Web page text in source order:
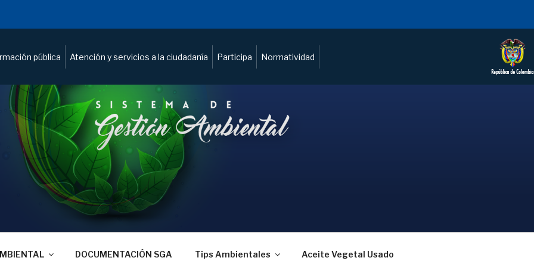
pública Atención y servicios a la ciudadanía Participa Normatividad
DOCUMENTACIÓN SGA Tips Ambientales Aceite Vegetal Usado